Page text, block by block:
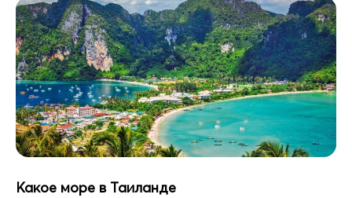
Какое море в Таиланде